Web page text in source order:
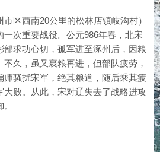
区西南20公里的松林店镇岐沟村）
一次重要战役。公元986年春，北宋
部求功心切，孤军进至涿州后，因粮
久，虽又裹粮再进，但部队疲劳，
师骚扰宋军，绝其粮道，随后乘其疲
大败。从此，宋对辽失去了战略进攻